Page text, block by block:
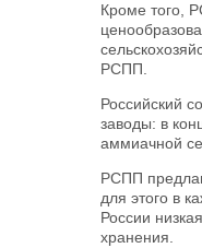
Кроме того,
РСПП.
Российский
заводы: в
аммиачной
РСПП
для этого в
России
хранения.